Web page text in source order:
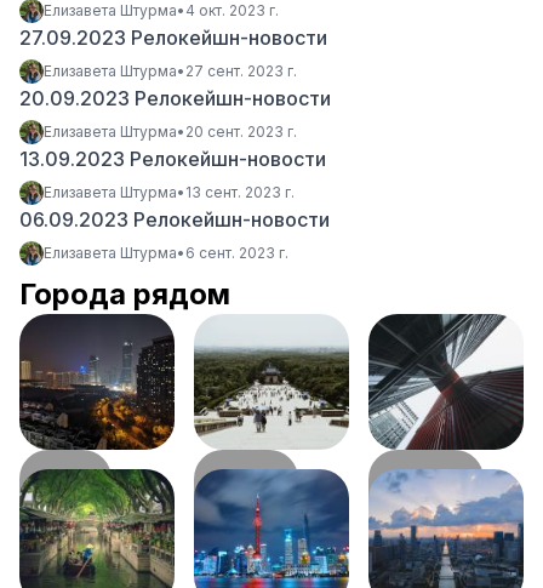
Елизавета Штурма• 4 окт. 2023 г.
27.09.2023 Релокейшн-новости
Елизавета Штурма• 27 сент. 2023 г.
20.09.2023 Релокейшн-новости
Елизавета Штурма• 20 сент. 2023 г.
13.09.2023 Релокейшн-новости
Елизавета Штурма• 13 сент. 2023 г.
06.09.2023 Релокейшн-новости
Елизавета Штурма• 6 сент. 2023 г.
Города рядом
Хэфэй
315км
Нанкин
455км
Ханчжоу
599км